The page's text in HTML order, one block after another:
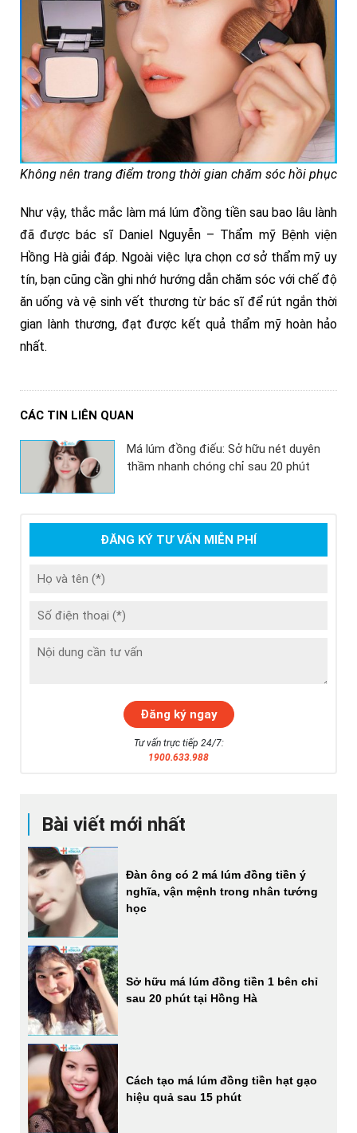
Không nên trang điểm trong thời gian chăm sóc hồi phục
Như vậy, thắc mắc làm má lúm đồng tiền sau bao lâu lành
đã được bác sĩ Daniel Nguyễn – Thẩm mỹ Bệnh viện
Hồng Hà giải đáp. Ngoài việc lựa chọn cơ sở thẩm mỹ uy
tín, bạn cũng cần ghi nhớ hướng dẫn chăm sóc với chế độ
ăn uống và vệ sinh vết thương từ bác sĩ để rút ngắn thời
gian lành thương, đạt được kết quả thẩm mỹ hoàn hảo
nhất.
CÁC TIN LIÊN QUAN
Má lúm đồng điếu: Sở hữu nét duyên
thầm nhanh chóng chỉ sau 20 phút
Bài viết mới nhất
Đàn ông có 2 má lúm đồng tiền ý
nghĩa, vận mệnh trong nhân tướng
học
Sở hữu má lúm đồng tiền 1 bên chỉ
sau 20 phút tại Hồng Hà
Cách tạo má lúm đồng tiền hạt gạo
hiệu quả sau 15 phút
ĐĂNG KÝ TƯ VẤN MIỄN PHÍ
Tư vấn trực tiếp 24/7:
1900.633.988